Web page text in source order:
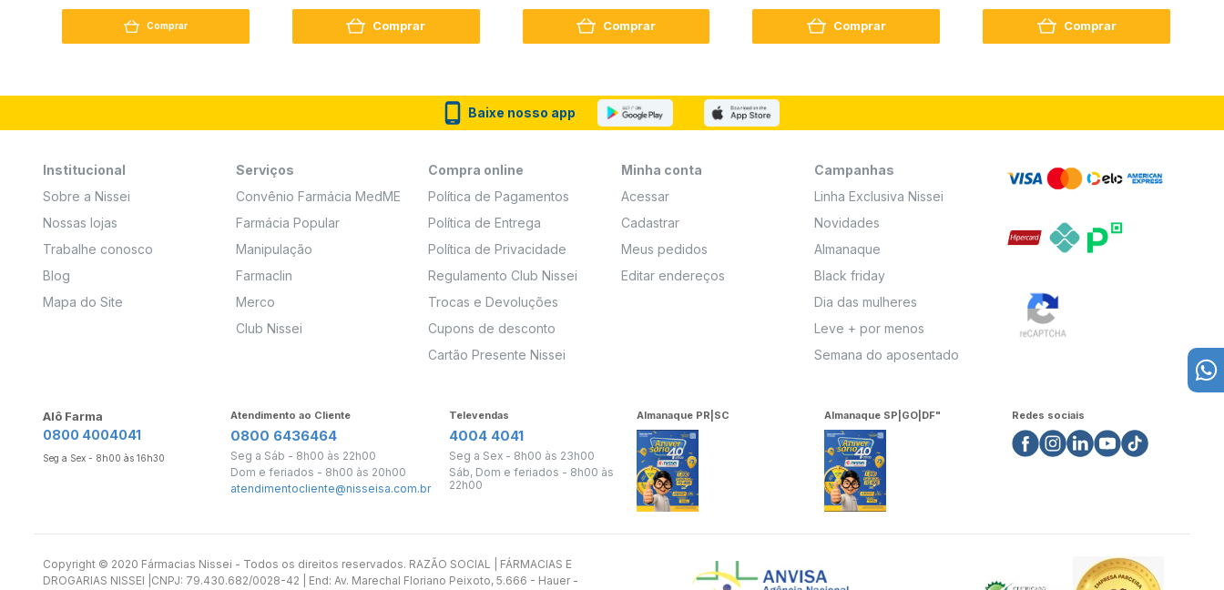
Comprar Comprar
Comprar
Comprar Comprar
Baixe nosso app
Institucional
Sobre a Nissei
Nossas lojas
Trabalhe conosco
Blog
Mapa do Site
Serviços
Convênio Farmácia MedME
Farmácia Popular
Manipulação
Farmaclin
Merco
Club Nissei
Compra online
Política de Pagamentos
Política de Entrega
Política de Privacidade
Regulamento Club Nissei
Trocas e Devoluções
Cupons de desconto
Cartão Presente Nissei
Minha conta
Acessar
Cadastrar
Meus pedidos
Editar endereços
Campanhas
Linha Exclusiva Nissei
Novidades
Almanaque
Black friday
Dia das mulheres
Leve + por menos
Semana do aposentado
Alô Farma
0800 4004041
Seg a Sex - 8h00 às 16h30
Atendimento ao Cliente
0800 6436464
Seg a Sáb - 8h00 às 22h00
Dom e feriados - 8h00 às 20h00
atendimentocliente@nisseisa.com.br
Televendas
4004 4041
Seg a Sex - 8h00 às 23h00
Sáb, Dom e feriados - 8h00 às
22h00
Almanaque PR|SC Almanaque SP|GO|DF" Redes sociais
Copyright ©️ 2020 Fármacias Nissei - Todos os direitos reservados. RAZÃO SOCIAL | FÁRMACIAS E
DROGARIAS NISSEI |CNPJ: 79.430.682/0028-42 | End: Av. Marechal Floriano Peixoto, 5.666 - Hauer -